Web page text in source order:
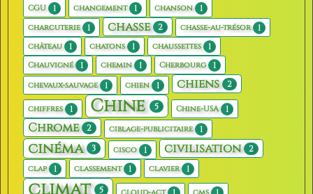
CGU 1 changement 1 chanson 1
charcuterie 1 chasse 2 chasse-au-trésor 1
château 1 chatons 1 chaussettes 1
Chauvigné 1 chemin 1 Cherbourg 1
chevaux-sauvage 1 chien 1 chiens 2
chiffres 1 Chine 5 Chine-USA 1
Chrome 2 ciblage-publicitaire 1
cinéma 3 cisco 1 civilisation 2
clap 1 classement 1 clavier 1
5